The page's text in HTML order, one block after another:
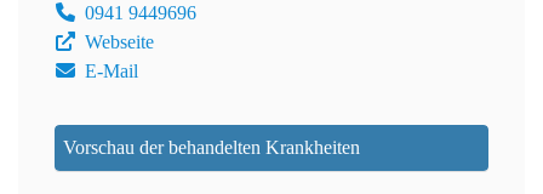
0941 9449696
Webseite
E-Mail
Vorschau der behandelten Krankheiten